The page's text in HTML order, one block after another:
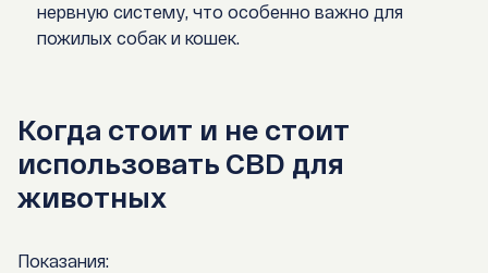
нервную систему, что особенно важно для
пожилых собак и кошек.
Когда стоит и не стоит
использовать CBD для
животных
Показания: